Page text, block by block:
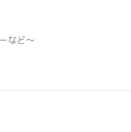
など〜